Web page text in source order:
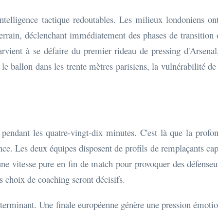
tactique redoutables. Les milieux londoniens
déclenchant immédiatement des phases de
à se défaire du premier rideau de pressing
ballon dans les trente mètres parisiens, la vulnérabilité
les quatre-vingt-dix minutes. C'est là que la
Les deux équipes disposent de profils de remplaçants
pure en fin de match pour provoquer des
choix de coaching seront décisifs.
Une finale européenne génère une pression